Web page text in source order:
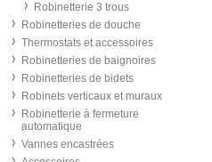
Robinetterie 3 trous
Robinetteries de douche
Thermostats et accessoires
Robinetteries de baignoires
Robinetteries de bidets
Robinets verticaux et muraux
Robinetterie à fermeture
automatique
Vannes encastrées